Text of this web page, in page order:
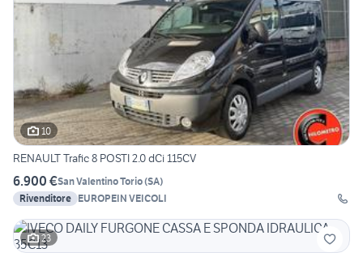
10
RENAULT Trafic 8 POSTI 2.0 dCi 115CV
6.900 €San Valentino Torio(SA)
Rivenditore EUROPEIN VEICOLI
23